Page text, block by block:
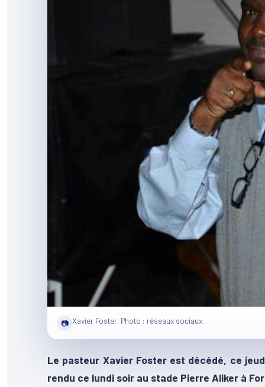
📷 Xavier Foster. Photo : réseaux sociaux.
Le pasteur Xavier Foster est décédé, ce
rendu ce lundi soir au stade Pierre Aliker à